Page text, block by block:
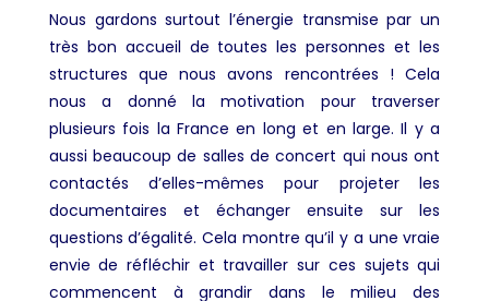
Nous gardons surtout l’énergie transmise par un
très bon accueil de toutes les personnes et les
structures que nous avons rencontrées ! Cela
nous a donné la motivation pour traverser
plusieurs fois la France en long et en large. Il y a
aussi beaucoup de salles de concert qui nous ont
contactés d’elles-mêmes pour projeter les
documentaires et échanger ensuite sur les
questions d’égalité. Cela montre qu’il y a une vraie
envie de réfléchir et travailler sur ces sujets qui
commencent à grandir dans le milieu des